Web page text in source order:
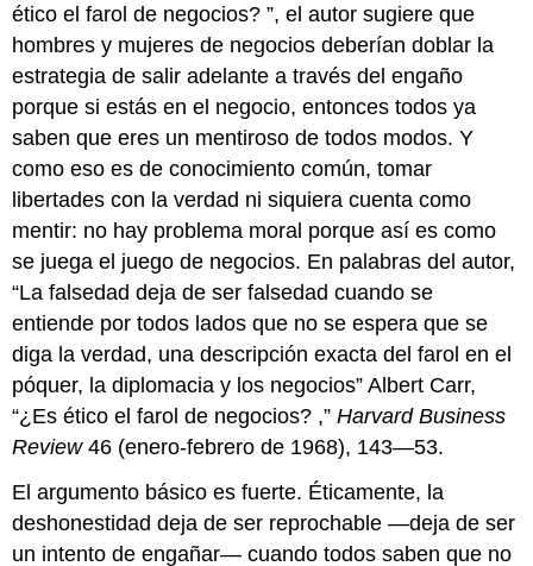
ético el farol de negocios? ”, el autor sugiere que
hombres y mujeres de negocios deberían doblar la
estrategia de salir adelante a través del engaño
porque si estás en el negocio, entonces todos ya
saben que eres un mentiroso de todos modos. Y
como eso es de conocimiento común, tomar
libertades con la verdad ni siquiera cuenta como
mentir: no hay problema moral porque así es como
se juega el juego de negocios. En palabras del autor,
“La falsedad deja de ser falsedad cuando se
entiende por todos lados que no se espera que se
diga la verdad, una descripción exacta del farol en el
póquer, la diplomacia y los negocios” Albert Carr,
“¿Es ético el farol de negocios? ,”Harvard Business
Review46 (enero-febrero de 1968), 143—53.
El argumento básico es fuerte. Éticamente, la
deshonestidad deja de ser reprochable —deja de ser
un intento de engañar— cuando todos saben que no